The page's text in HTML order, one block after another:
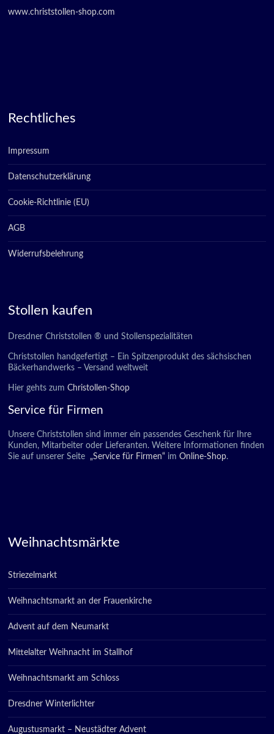
www.christstollen-shop.com
Rechtliches
Impressum
Datenschutzerklärung
Cookie-Richtlinie (EU)
AGB
Widerrufsbelehrung
Stollen kaufen
Dresdner Christstollen ® und Stollenspezialitäten
Christstollen handgefertigt – Ein Spitzenprodukt des sächsischen
Bäckerhandwerks – Versand weltweit
Hier gehts zumChristollen-Shop
Service für Firmen
Unsere Christstollen sind immer ein passendes Geschenk für Ihre
Kunden, Mitarbeiter oder Lieferanten. Weitere Informationen finden
Sie auf unserer Seite
„Service für Firmen“ im Online-Shop.
Weihnachtsmärkte
Striezelmarkt
Weihnachtsmarkt an der Frauenkirche
Advent auf dem Neumarkt
Mittelalter Weihnacht im Stallhof
Weihnachtsmarkt am Schloss
Dresdner Winterlichter
Augustusmarkt – Neustädter Advent